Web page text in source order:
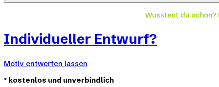
Wusstest du schon?
Individueller Entwurf?
Motiv entwerfen lassen
* kostenlos und unverbindlich